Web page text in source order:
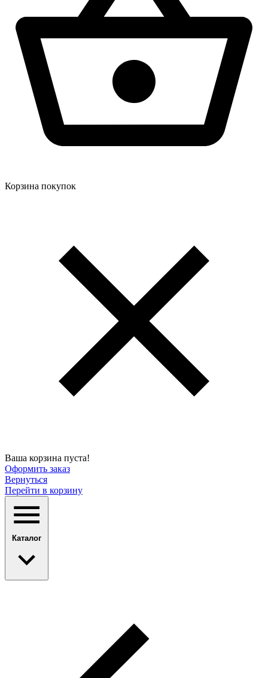
Корзина покупок
Ваша корзина пуста!
Оформить заказ
Вернуться
Перейти в корзину
Каталог